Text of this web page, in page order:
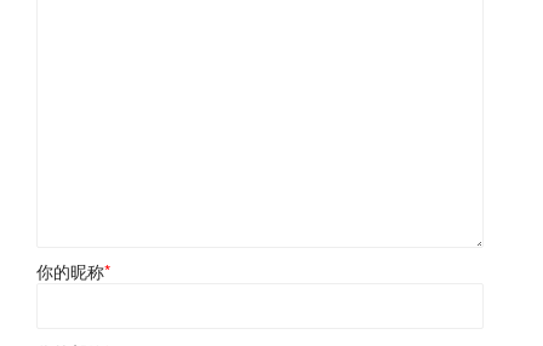
你的昵称*